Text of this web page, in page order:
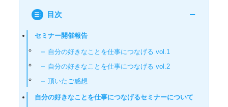
目次
セミナー開催報告
自分の好きなことを仕事につなげる vol.1
自分の好きなことを仕事につなげる vol.2
頂いたご感想
自分の好きなことを仕事につなげるセミナーについて